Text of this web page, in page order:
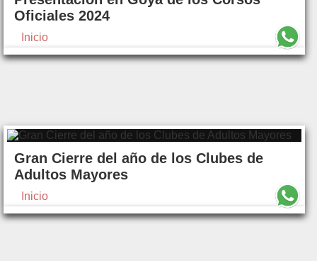
Oficiales 2024
Inicio
Gran Cierre del año de los Clubes de
Adultos Mayores
Inicio